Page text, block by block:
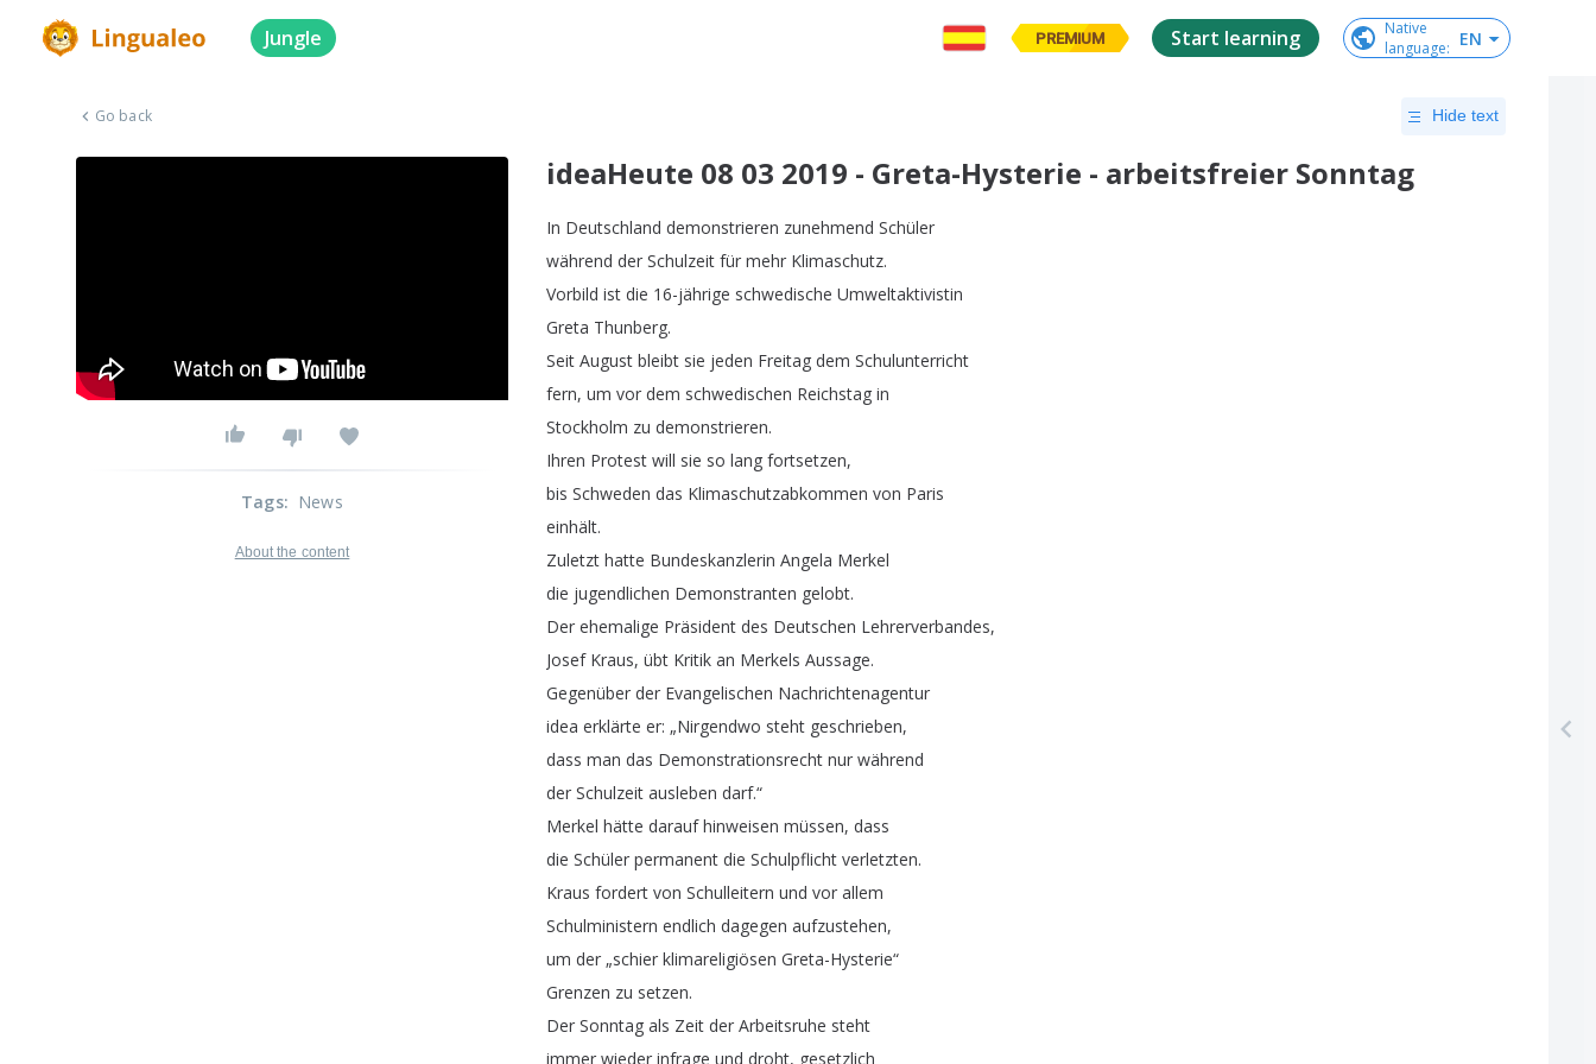
Jungle PREMIUM Start learning
Native
language: EN
Go back Hide text
ideaHeute 08 03 2019 - Greta-Hysterie - arbeitsfreier Sonntag
In Deutschland demonstrieren zunehmend Schüler
während der Schulzeit für mehr Klimaschutz.
Vorbild ist die 16-jährige schwedische Umweltaktivistin
Greta Thunberg.
Seit August bleibt sie jeden Freitag dem Schulunterricht
fern, um vor dem schwedischen Reichstag in
Stockholm zu demonstrieren.
Ihren Protest will sie so lang fortsetzen,
bis Schweden das Klimaschutzabkommen von Paris
einhält.
Zuletzt hatte Bundeskanzlerin Angela Merkel
die jugendlichen Demonstranten gelobt.
Der ehemalige Präsident des Deutschen Lehrerverbandes,
Josef Kraus, übt Kritik an Merkels Aussage.
Gegenüber der Evangelischen Nachrichtenagentur
idea erklärte er: „Nirgendwo steht geschrieben,
dass man das Demonstrationsrecht nur während
der Schulzeit ausleben darf.“
Merkel hätte darauf hinweisen müssen, dass
die Schüler permanent die Schulpflicht verletzten.
Kraus fordert von Schulleitern und vor allem
Schulministern endlich dagegen aufzustehen,
um der „schier klimareligiösen Greta-Hysterie“
Grenzen zu setzen.
Der Sonntag als Zeit der Arbeitsruhe steht
immer wieder infrage und droht, gesetzlich
Tags: News
About the content